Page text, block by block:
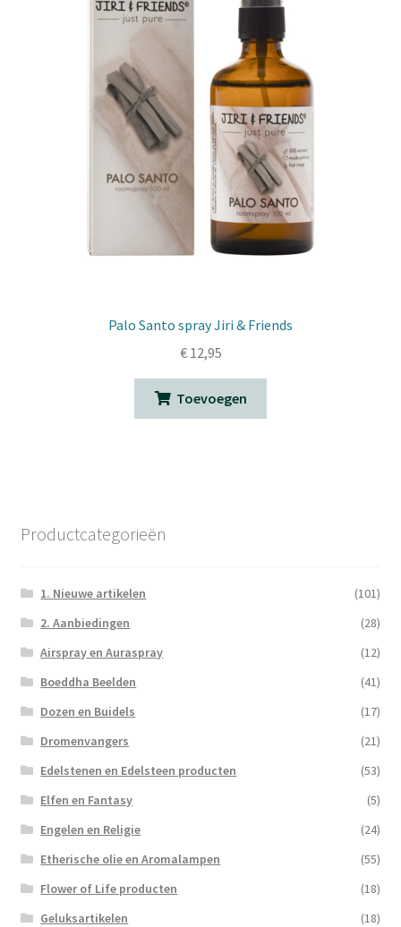
Palo Santo spray Jiri & Friends
€12,95
Toevoegen
Productcategorieën
1. Nieuwe artikelen
(101)
2. Aanbiedingen
(28)
Airspray en Auraspray
(12)
Boeddha Beelden
(41)
Dozen en Buidels
(17)
Dromenvangers
(21)
Edelstenen en Edelsteen producten
(53)
Elfen en Fantasy
(5)
Engelen en Religie
(24)
Etherische olie en Aromalampen
(55)
Flower of Life producten
(18)
Geluksartikelen
(18)